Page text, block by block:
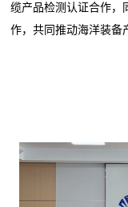
缆产品检测认证合作，
作，共同推动海洋装备